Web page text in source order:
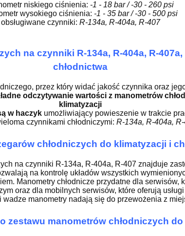
niskiego ciśnienia: -1 - 18 bar / -30 - 260 psi
wysokiego ciśnienia: -1 - 35 bar / -30 - 500 psi
obsługiwane czynniki: R-134a, R-404a, R-407
na czynniki R-134a, R-404a, R-
chłodnictwa
przez który widać jakość czynnika oraz
odczytywanie wartości z manometrów
klimatyzacji
w haczykumożliwiający powieszenie w trakcie
czynnikami chłodniczymi: R-134a, R-404a,
chłodniczych do klimatyzacji i
na czynniki R-134a, R-404a, R-407 znajduje
na kontrolę układów wszystkich
Manometry chłodnicze przydatne dla serwisów,
oraz dla mobilnych serwisów, które oferują
manometry nadają się do przewożenia z
zestawu manometrów chłodniczych